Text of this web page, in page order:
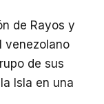
de Rayos y
venezolano
de sus
Isla en una